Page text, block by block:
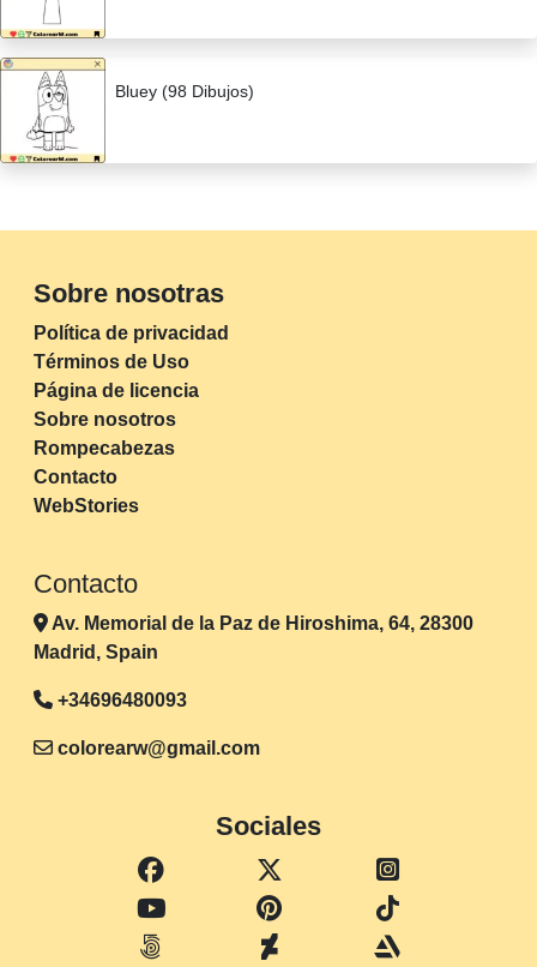
Bluey (98 Dibujos)
Sobre nosotras
Política de privacidad
Términos de Uso
Página de licencia
Sobre nosotros
Rompecabezas
Contacto
WebStories
Contacto
Av. Memorial de la Paz de Hiroshima, 64, 28300
Madrid, Spain
+34696480093
colorearw@gmail.com
Sociales